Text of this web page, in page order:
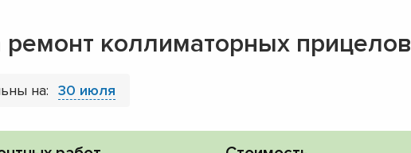
коллиматорных прицелов
на: 30 июля